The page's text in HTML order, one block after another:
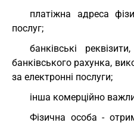
платіжна адреса
послуг;
банківські
банківського рахунка,
за електронні послуги;
інша комерційно
Фізична особа -